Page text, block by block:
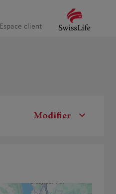
Espace client
Modifier